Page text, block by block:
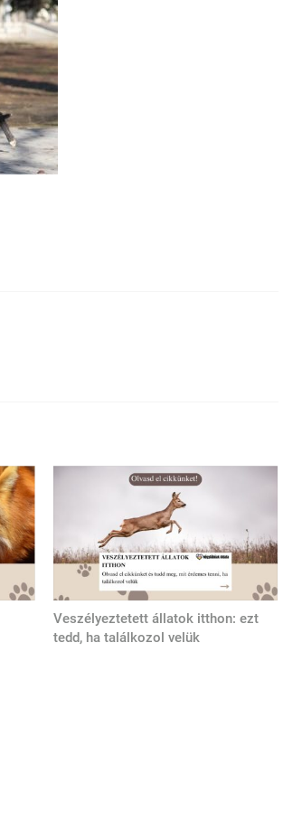
Veszélyeztetett állatok itthon: ezt
tedd, ha találkozol velük